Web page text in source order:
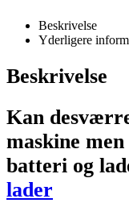
Beskrivelse
Yderligere
Beskrivelse
Kan
maskine
batteri og
lader